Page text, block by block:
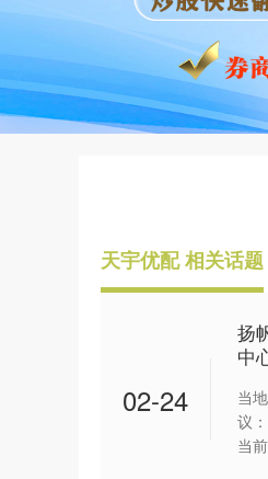
天宇优配 相关话题
02-24
扬
中
当
议
当